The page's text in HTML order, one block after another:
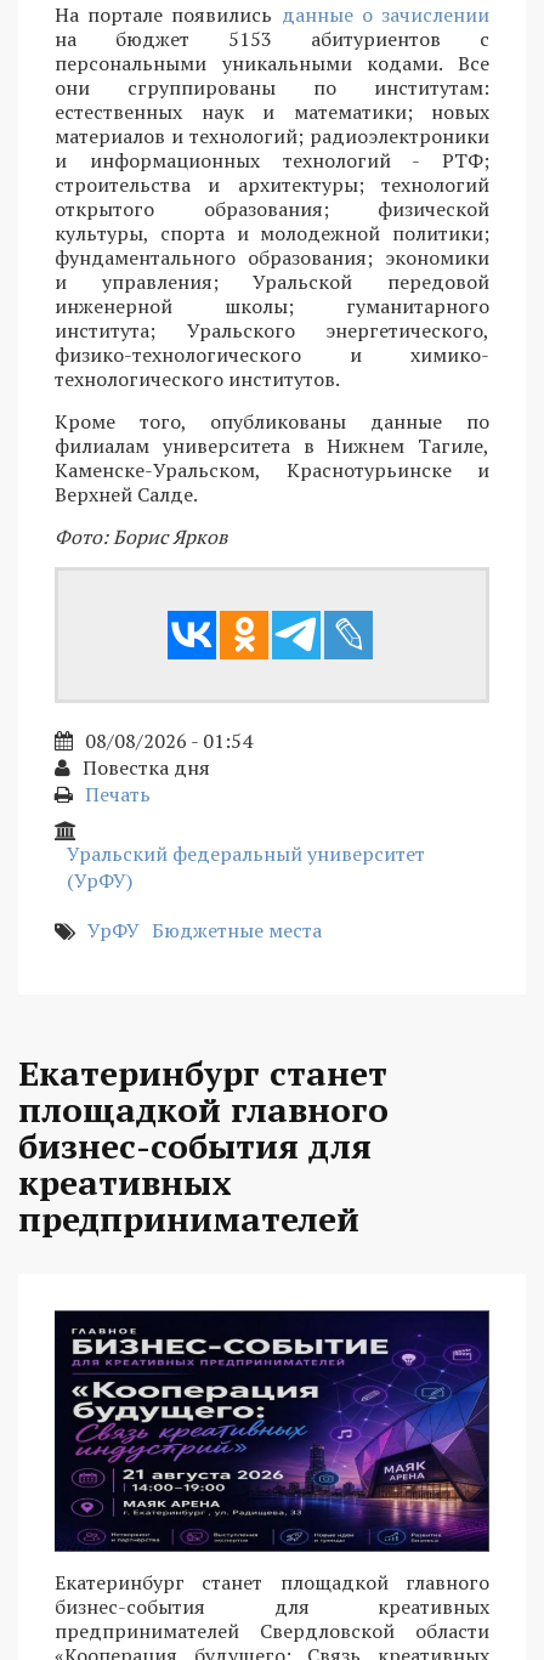
На портале появились данные о зачислении
на бюджет 5153 абитуриентов с
персональными уникальными кодами. Все
они сгруппированы по институтам:
естественных наук и математики; новых
материалов и технологий; радиоэлектроники
и информационных технологий - РТФ;
строительства и архитектуры; технологий
открытого образования; физической
культуры, спорта и молодежной политики;
фундаментального образования; экономики
и управления; Уральской передовой
инженерной школы; гуманитарного
института; Уральского энергетического,
физико-технологического и химико-
технологического институтов.
Кроме того, опубликованы данные по
филиалам университета в Нижнем Тагиле,
Каменске-Уральском, Краснотурьинске и
Верхней Салде.
Фото: Борис Ярков
08/08/2026 - 01:54
Повестка дня
Печать
Уральский федеральный университет
(УрФУ)
УрФУ Бюджетные места
Екатеринбург станет
площадкой главного
бизнес-события для
креативных
предпринимателей
Екатеринбург станет площадкой главного
бизнес-события для креативных
предпринимателей Свердловской области